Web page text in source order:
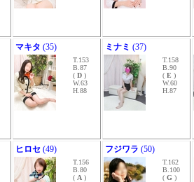
マキタ (35)
T.153
B.87
( D )
W.63
H.88
ミナミ (37)
T.158
B.90
( E )
W.60
H.87
ヒロセ (49)
T.156
B.80
( A )
フジワラ (50)
T.162
B.100
( G )